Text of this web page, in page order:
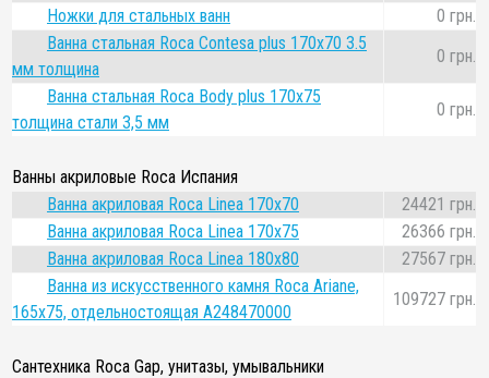
Ножки для стальных ванн
0 грн.
Ванна стальная Roca Contesa plus 170x70 3.5
мм толщина
0 грн.
Ванна стальная Roca Body plus 170x75
толщина стали 3,5 мм
0 грн.
Ванны акриловые Roca Испания
Ванна акриловая Roca Linea 170x70
24421 грн.
Ванна акриловая Roca Linea 170x75
26366 грн.
Ванна акриловая Roca Linea 180x80
27567 грн.
Ванна из искусственного камня Roca Ariane,
165x75, отдельностоящая A248470000
109727 грн.
Сантехника Roca Gap, унитазы, умывальники